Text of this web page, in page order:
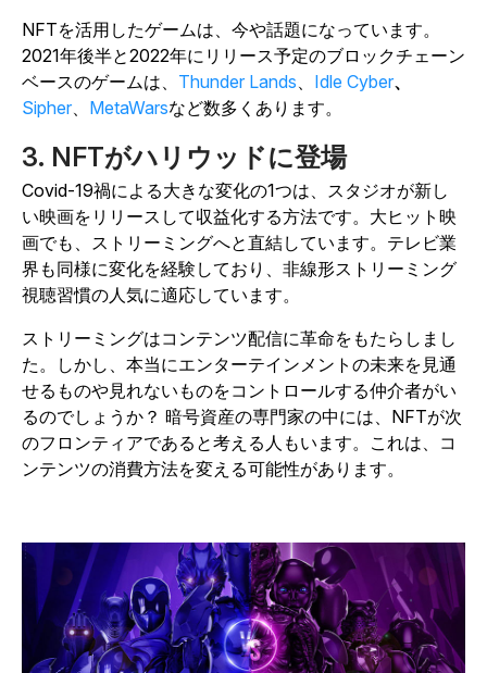
NFTを活用したゲームは、今や話題になっています。
2021年後半と2022年にリリース予定のブロックチェーン
ベースのゲームは、 Thunder Lands Idle Cyber、
Sipher
MetaWarsなど数多くあります。
3. NFTがハリウッドに登場
Covid-19禍による大きな変化の1つは、スタジオが新し
い映画をリリースして収益化する方法です。大ヒット映
画でも、ストリーミングへと直結しています。テレビ業
界も同様に変化を経験しており、非線形ストリーミング
視聴習慣の人気に適応しています。
ストリーミングはコンテンツ配信に革命をもたらしまし
た。しかし、本当にエンターテインメントの未来を見通
せるものや見れないものをコントロールする仲介者がい
るのでしょうか？ 暗号資産の専門家の中には、NFTが次
のフロンティアであると考える人もいます。これは、コ
ンテンツの消費方法を変える可能性があります。